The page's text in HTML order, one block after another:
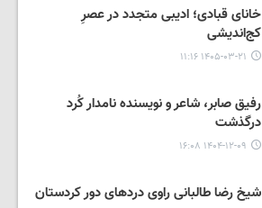
خانای قبادی؛ ادیبی متجدد در عصرِ
کج‌اندیشی
۱۴۰۵-۰۳-۲۱ ۱۱:۱۶
رفیق صابر، شاعر و نویسنده نامدار کُرد
درگذشت
۱۴۰۴-۱۲-۰۹ ۱۶:۰۸
شیخ رضا طالبانی راوی دردهای دور کردستان